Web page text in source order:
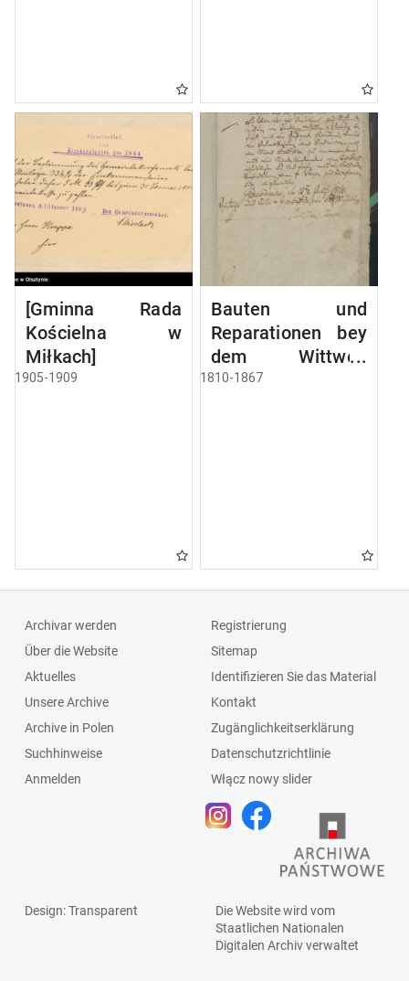
[Gminna Rada
Kościelna w
Miłkach]
1905-1909
Bauten und
Reparationen bey
dem Wittwen
Gebäude
1810-1867
Archivar werden
Über die Website
Aktuelles
Unsere Archive
Archive in Polen
Suchhinweise
Anmelden
Registrierung
Sitemap
Identifizieren Sie das Material
Kontakt
Zugänglichkeitserklärung
Datenschutzrichtlinie
Włącz nowy slider
Design: Transparent
Die Website wird vom
Staatlichen Nationalen
Digitalen Archivverwaltet